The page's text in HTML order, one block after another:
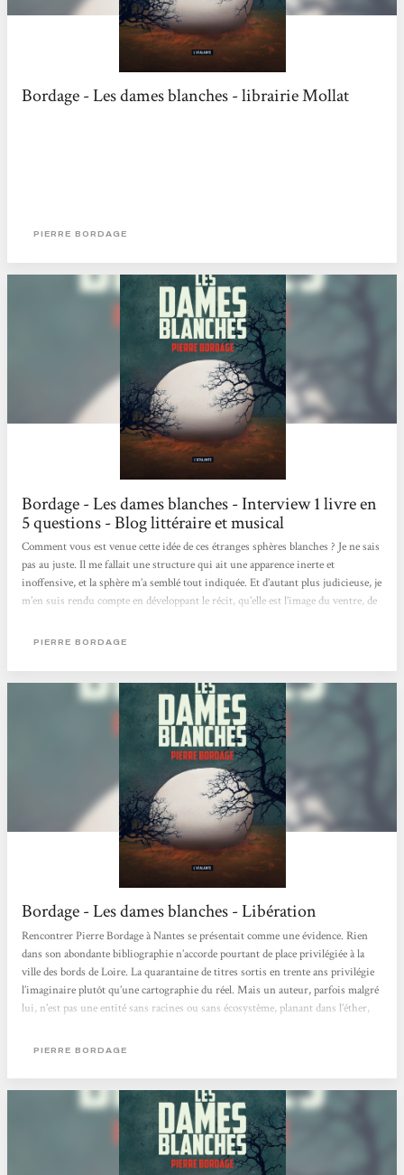
Bordage - Les dames blanches - librairie Mollat
PIERRE BORDAGE
Bordage - Les dames blanches - Interview 1 livre en
5 questions - Blog littéraire et musical
Comment vous est venue cette idée de ces étranges sphères blanches ? Je ne sais
pas au juste. Il me fallait une structure qui ait une apparence inerte et
inoffensive, et la sphère m’a semblé tout indiquée. Et d’autant plus judicieuse, je
m’en suis rendu compte en développant le récit, qu’elle est l’image du ventre, de
maternité, à la filiation. La thématique est très actuelle, dans un monde où « la
PIERRE BORDAGE
Bordage - Les dames blanches - Libération
Rencontrer Pierre Bordage à Nantes se présentait comme une évidence. Rien
dans son abondante bibliographie n’accorde pourtant de place privilégiée à la
ville des bords de Loire. La quarantaine de titres sortis en trente ans privilégie
l’imaginaire plutôt qu’une cartographie du réel. Mais un auteur, parfois malgré
lui, n’est pas une entité sans racines ou sans écosystème, planant dans l’éther,
que parce que l’éditeur qui l’a...
PIERRE BORDAGE